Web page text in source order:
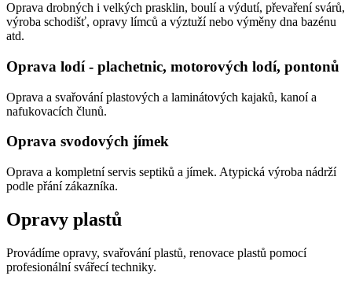
Oprava drobných i velkých prasklin, boulí a výdutí, převaření svárů,
výroba schodišť, opravy límců a výztuží nebo výměny dna bazénu
atd.
Oprava lodí - plachetnic, motorových lodí, pontonů
Oprava a svařování plastových a laminátových kajaků, kanoí a
nafukovacích člunů.
Oprava svodových jímek
Oprava a kompletní servis septiků a jímek. Atypická výroba nádrží
podle přání zákazníka.
Opravy plastů
Provádíme opravy, svařování plastů, renovace plastů pomocí
profesionální svářecí techniky.